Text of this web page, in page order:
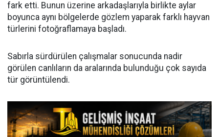
fark etti. Bunun üzerine arkadaşlarıyla birlikte aylar
boyunca aynı bölgelerde gözlem yaparak farklı hayvan
türlerini fotoğraflamaya başladı.
Sabırla sürdürülen çalışmalar sonucunda nadir
görülen canlıların da aralarında bulunduğu çok sayıda
tür görüntülendi.